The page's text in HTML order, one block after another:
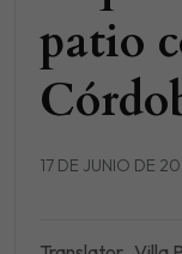
patio
17 DE JUNIO DE